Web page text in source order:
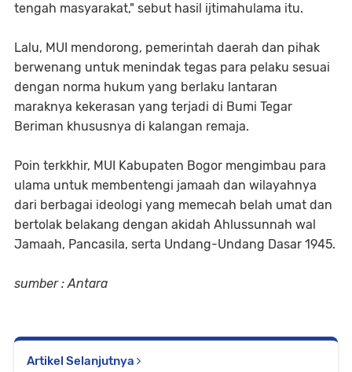
tengah masyarakat," sebut hasil ijtimahulama itu.
Lalu, MUI mendorong, pemerintah daerah dan pihak
berwenang untuk menindak tegas para pelaku sesuai
dengan norma hukum yang berlaku lantaran
maraknya kekerasan yang terjadi di Bumi Tegar
Beriman khususnya di kalangan remaja.
Poin terkkhir, MUI Kabupaten Bogor mengimbau para
ulama untuk membentengi jamaah dan wilayahnya
dari berbagai ideologi yang memecah belah umat dan
bertolak belakang dengan akidah Ahlussunnah wal
Jamaah, Pancasila, serta Undang-Undang Dasar 1945.
sumber : Antara
Artikel Selanjutnya